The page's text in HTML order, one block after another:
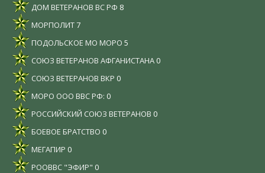
ДОМ ВЕТЕРАНОВ ВС РФ 8
МОРПОЛИТ7
ПОДОЛЬСКОЕ МО МОРО 5
СОЮЗ ВЕТЕРАНОВ АФГАНИСТАНА 0
СОЮЗ ВЕТЕРАНОВ ВКР 0
МОРО ООО ВВС РФ: 0
РОССИЙСКИЙ СОЮЗ ВЕТЕРАНОВ 0
БОЕВОЕ БРАТСТВО 0
МЕГАПИР 0
РООВВС "ЭФИР" 0